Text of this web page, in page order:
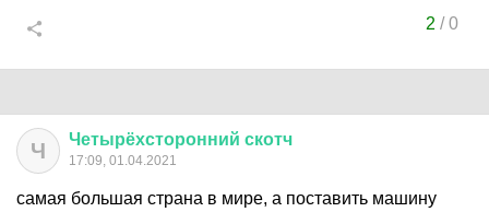
2 /0
Ч Четырёхсторонний скотч
17:09, 01.04.2021
самая большая страна в мире, а поставить машину